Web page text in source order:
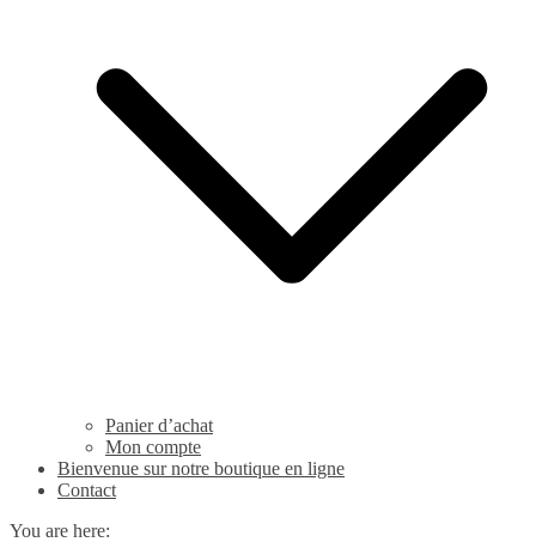
Panier d’achat
Mon compte
Bienvenue sur notre boutique en ligne
Contact
You are here: